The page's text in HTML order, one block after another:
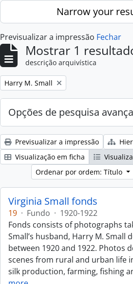
Skip to main contentNarrow your
Previsualizar a impressão Fechar
Mostrar 1
descrição arquivística
Remove filter:
Harry M. Small
Opções de pesquisa
Previsualizar a impressão
Visualização em ficha
Ordenar por ordem: Título
Virginia Small fonds
19 · Fundo · 1920-1922
Fonds consists of photographs
Small’s husband, Harry M. Small
between 1920 and 1922. Photos
scenes from rural and urban life
silk production, farming, fishing